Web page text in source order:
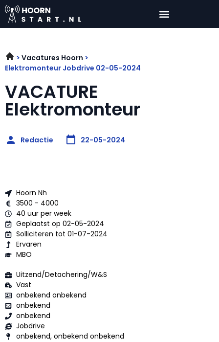
Vacatures Hoorn
Elektromonteur Jobdrive 02-05-2024
VACATURE
Elektromonteur
Redactie 22-05-2024
Hoorn Nh
3500 - 4000
40 uur per week
Geplaatst op 02-05-2024
Solliciteren tot 01-07-2024
Ervaren
MBO
Uitzend/Detachering/W&S
Vast
onbekend onbekend
onbekend
onbekend
Jobdrive
onbekend, onbekend onbekend